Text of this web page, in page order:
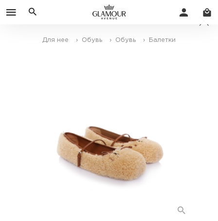
Для нее › Обувь › Обувь › Балетки